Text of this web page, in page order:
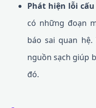
Phát hiện lỗi
có những đoạn
báo sai quan
nguồn sạch giúp
đó.